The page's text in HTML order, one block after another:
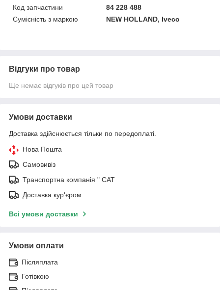
Код запчастини
84 228 488
Сумісність з маркою
NEW HOLLAND, Iveco
Відгуки про товар
Ще немає відгуків про цей товар
Умови доставки
Доставка здійснюється тільки по передоплаті.
Нова Пошта
Самовивіз
Транспортна компанія " САТ
Доставка кур'єром
Всі умови доставки
Умови оплати
Післяплата
Готівкою